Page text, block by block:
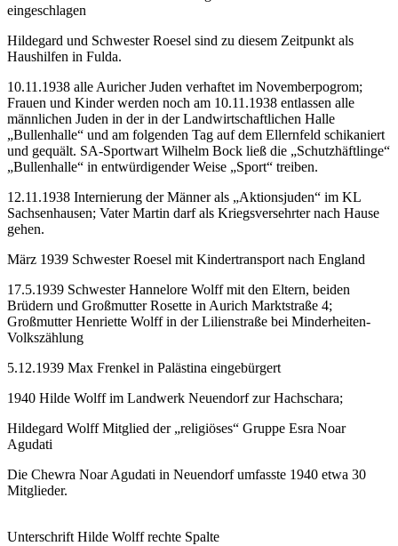
eingeschlagen
Hildegard und Schwester Roesel sind zu diesem Zeitpunkt als
Haushilfen in Fulda.
10.11.1938 alle Auricher Juden verhaftet im Novemberpogrom;
Frauen und Kinder werden noch am 10.11.1938 entlassen alle
männlichen Juden in der in der Landwirtschaftlichen Halle
„Bullenhalle“ und am folgenden Tag auf dem Ellernfeld schikaniert
und gequält. SA-Sportwart Wilhelm Bock ließ die „Schutzhäftlinge“
„Bullenhalle“ in entwürdigender Weise „Sport“ treiben.
12.11.1938 Internierung der Männer als „Aktionsjuden“ im KL
Sachsenhausen; Vater Martin darf als Kriegsversehrter nach Hause
gehen.
März 1939 Schwester Roesel mit Kindertransport nach England
17.5.1939 Schwester Hannelore Wolff mit den Eltern, beiden
Brüdern und Großmutter Rosette in Aurich Marktstraße 4;
Großmutter Henriette Wolff in der Lilienstraße bei Minderheiten-
Volkszählung
5.12.1939 Max Frenkel in Palästina eingebürgert
1940 Hilde Wolff im Landwerk Neuendorf zur Hachschara;
Hildegard Wolff Mitglied der „religiöses“ Gruppe Esra Noar
Agudati
Die Chewra Noar Agudati in Neuendorf umfasste 1940 etwa 30
Mitglieder.
Unterschrift Hilde Wolff rechte Spalte